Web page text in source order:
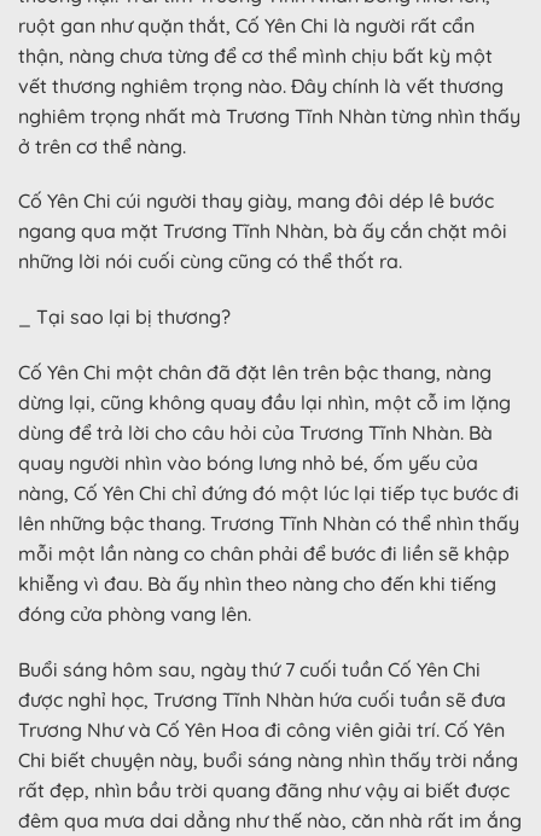
ruột gan như quặn thắt, Cố Yên Chi là người rất cẩn
thận, nàng chưa từng để cơ thể mình chịu bất kỳ một
vết thương nghiêm trọng nào. Đây chính là vết thương
nghiêm trọng nhất mà Trương Tĩnh Nhàn từng nhìn thấy
ở trên cơ thể nàng.
Cố Yên Chi cúi người thay giày, mang đôi dép lê bước
ngang qua mặt Trương Tĩnh Nhàn, bà ấy cắn chặt môi
những lời nói cuối cùng cũng có thể thốt ra.
_ Tại sao lại bị thương?
Cố Yên Chi một chân đã đặt lên trên bậc thang, nàng
dừng lại, cũng không quay đầu lại nhìn, một cỗ im lặng
dùng để trả lời cho câu hỏi của Trương Tĩnh Nhàn. Bà
quay người nhìn vào bóng lưng nhỏ bé, ốm yếu của
nàng, Cố Yên Chi chỉ đứng đó một lúc lại tiếp tục bước đi
lên những bậc thang. Trương Tĩnh Nhàn có thể nhìn thấy
mỗi một lần nàng co chân phải để bước đi liền sẽ khập
khiễng vì đau. Bà ấy nhìn theo nàng cho đến khi tiếng
đóng cửa phòng vang lên.
Buổi sáng hôm sau, ngày thứ 7 cuối tuần Cố Yên Chi
được nghỉ học, Trương Tĩnh Nhàn hứa cuối tuần sẽ đưa
Trương Như và Cố Yên Hoa đi công viên giải trí. Cố Yên
Chi biết chuyện này, buổi sáng nàng nhìn thấy trời nắng
rất đẹp, nhìn bầu trời quang đãng như vậy ai biết được
đêm qua mưa dai dẳng như thế nào, căn nhà rất im ắng